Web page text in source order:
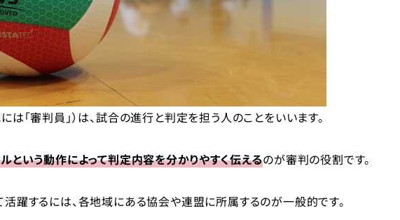
できる
「審判員」）は、試合の進行と判定を担う人のことをいいます。
という動作によって判定内容を分かりやすく伝えるのが審判の役割です。
躍するには、各地域にある協会や連盟に所属するのが一般的です。